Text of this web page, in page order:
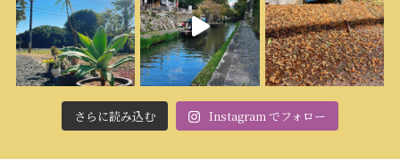
さらに読み込む Instagram でフォロー